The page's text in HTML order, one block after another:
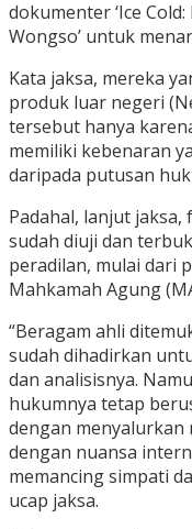
dokumenter ‘Ice
Wongso’ untuk
Kata jaksa, mereka
produk luar negeri
tersebut hanya
memiliki kebenaran
daripada putusan
Padahal, lanjut
sudah diuji dan
peradilan, mulai dari
Mahkamah Agung
“Beragam ahli
sudah dihadirkan
dan analisisnya.
hukumnya tetap
dengan menyalurkan
dengan nuansa
memancing simpati
ucap jaksa.